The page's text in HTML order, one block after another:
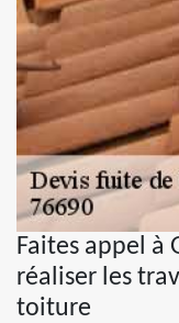
Faites appel à
réaliser les
toiture